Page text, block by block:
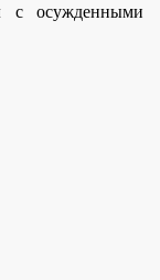
с осужденными